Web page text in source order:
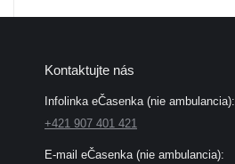
Kontaktujte nás
Infolinka eČasenka (nie ambulancia):
+421 907 401 421
E-mail eČasenka (nie ambulancia):